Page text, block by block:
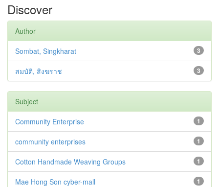
Discover
Author
3
Sombat, Singkharat
3
สมบัติ, สิงฆราช
Subject
1
Community Enterprise
1
community enterprises
1
Cotton Handmade Weaving Groups
1
Mae Hong Son cyber-mall